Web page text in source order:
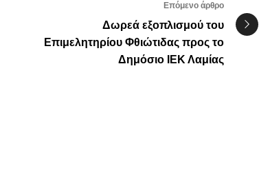
Επόμενο άρθρο
Δωρεά εξοπλισμού του
Επιμελητηρίου Φθιώτιδας προς το
Δημόσιο ΙΕΚ Λαμίας